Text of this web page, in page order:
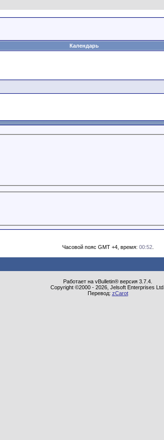
Календарь
Часовой пояс GMT +4, время: 00:52.
Работает на vBulletin® версия 3.7.4.
Copyright ©2000 - 2026, Jelsoft Enterprises Ltd.
Перевод: zCarot